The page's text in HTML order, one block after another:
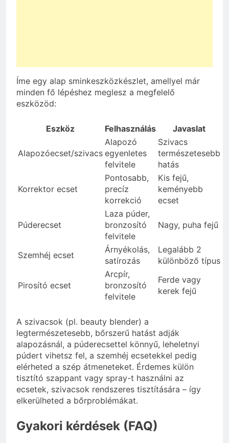
Íme egy alap sminkeszközkészlet, amellyel már
minden fő lépéshez meglesz a megfelelő
eszközöd:
Eszköz Felhasználás Javaslat
Alapozóecset/szivacs
Alapozó
egyenletes
felvitele
Szivacs
természetesebb
hatás
Korrektor ecset
Pontosabb,
precíz
korrekció
Kis fejű,
keményebb
ecset
Púderecset
Laza púder,
bronzosító
felvitele
Nagy, puha fejű
Szemhéj ecset
Árnyékolás,
satírozás
Legalább 2
különböző típus
Pirosító ecset
Arcpír,
bronzosító
felvitele
Ferde vagy
kerek fejű
A szivacsok (pl. beauty blender) a
legtermészetesebb, bőrszerű hatást adják
alapozásnál, a púderecsettel könnyű, leheletnyi
púdert vihetsz fel, a szemhéj ecsetekkel pedig
elérheted a szép átmeneteket. Érdemes külön
tisztító szappant vagy spray-t használni az
ecsetek, szivacsok rendszeres tisztítására – így
elkerülheted a bőrproblémákat.
Gyakori kérdések (FAQ)